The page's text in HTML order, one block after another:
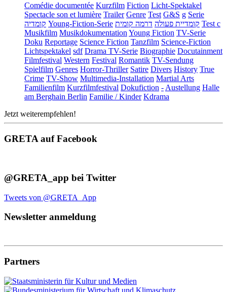
Comédie documentée Kurzfilm Fiction Licht-Spektakel
Spectacle son et lumière Trailer Genre Test G&S g Serie
קומדיה Young-Fiction-Serie קומדיית פעולה דרמה קומית
Test c
Musikfilm Musikdokumentation Young Fiction TV-Serie
Doku Reportage Science Fiction Tanzfilm Science-Fiction
Lichtspektakel sdf Drama TV-Serie Biographie Docutainment
Filmfestival Western Festival Romantik TV-Sendung
Spielfilm Genres Horror-Thriller Satire Divers History True
Crime TV-Show Multimedia-Installation Martial Arts
Familienfilm Kurzfilmfestival Dokufiction - Austellung Halle
am Berghain Berlin Familie / Kinder Kdrama
Jetzt weiterempfehlen!
GRETA auf Facebook
@GRETA_app bei Twitter
Tweets von @GRETA_App
Newsletter anmeldung
Partners